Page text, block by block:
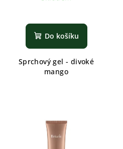
Do košíku
Sprchový gel - divoké
mango